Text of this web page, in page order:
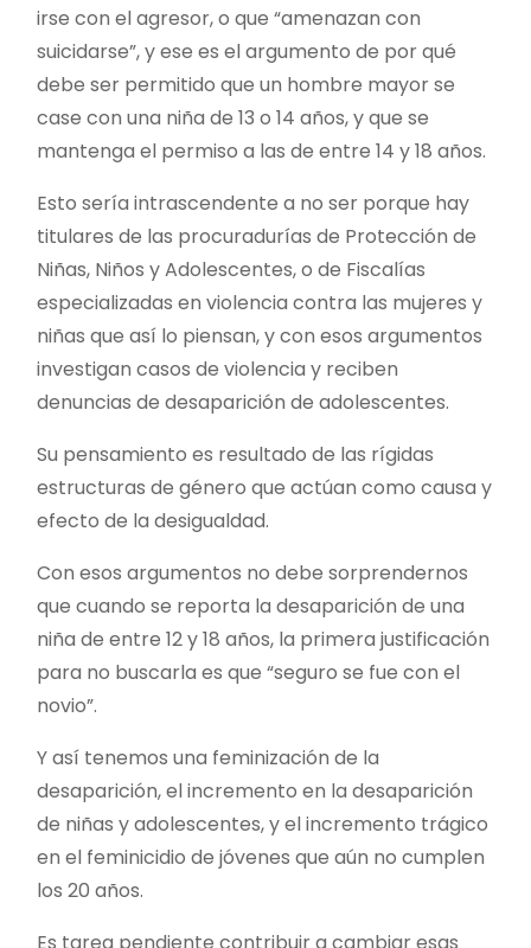
irse con el agresor, o que “amenazan con
suicidarse”, y ese es el argumento de por qué
debe ser permitido que un hombre mayor se
case con una niña de 13 o 14 años, y que se
mantenga el permiso a las de entre 14 y 18 años.
Esto sería intrascendente a no ser porque hay
titulares de las procuradurías de Protección de
Niñas, Niños y Adolescentes, o de Fiscalías
especializadas en violencia contra las mujeres y
niñas que así lo piensan, y con esos argumentos
investigan casos de violencia y reciben
denuncias de desaparición de adolescentes.
Su pensamiento es resultado de las rígidas
estructuras de género que actúan como causa y
efecto de la desigualdad.
Con esos argumentos no debe sorprendernos
que cuando se reporta la desaparición de una
niña de entre 12 y 18 años, la primera justificación
para no buscarla es que “seguro se fue con el
novio”.
Y así tenemos una feminización de la
desaparición, el incremento en la desaparición
de niñas y adolescentes, y el incremento trágico
en el feminicidio de jóvenes que aún no cumplen
los 20 años.
Es tarea pendiente contribuir a cambiar esas